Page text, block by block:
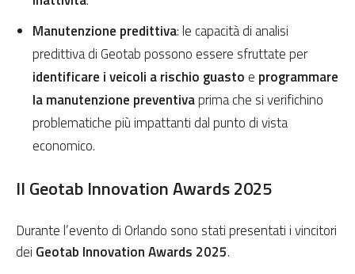
Manutenzione predittiva: le capacità di analisi
predittiva di Geotab possono essere sfruttate per
identificare i veicoli a rischio guasto e programmare
la manutenzione preventivaprima che si verifichino
problematiche più impattanti dal punto di vista
economico.
Il Geotab Innovation Awards 2025
Durante l’evento di Orlando sono stati presentati i vincitori
dei Geotab Innovation Awards 2025.